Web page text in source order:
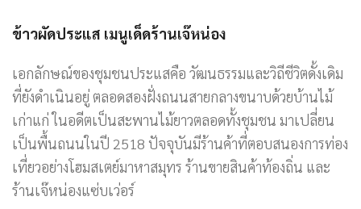
ข้าวผัดประแส เมนูเด็ดร้านเจ๊หน่อง
เอกลักษณ์ของชุมชนประแสคือ วัฒนธรรมและวิถีชีวิตดั้งเดิม
ที่ยังดำเนินอยู่ ตลอดสองฝั่งถนนสายกลางขนาบด้วยบ้านไม้
เก่าแก่ ในอดีตเป็นสะพานไม้ยาวตลอดทั้งชุมชน มาเปลี่ยน
เป็นพื้นถนนในปี 2518 ปัจจุบันมีร้านค้าที่ตอบสนองการท่อง
เที่ยวอย่างโฮมสเตย์มาหาสมุทร ร้านขายสินค้าท้องถิ่น และ
ร้านเจ๊หน่องแซ่บเว่อร์